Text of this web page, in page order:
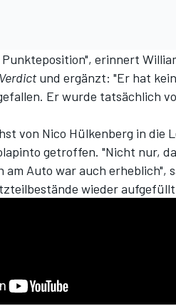
erinnert
und ergänzt: "Er hat
Er wurde tatsächlich
von Nico Hülkenberg in die
getroffen. "Nicht nur,
am Auto war auch erheblich",
wieder